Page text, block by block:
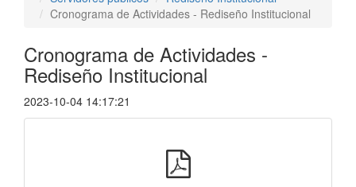
Cronograma de Actividades - Rediseño Institucional
Cronograma de Actividades -
Rediseño Institucional
2023-10-04 14:17:21